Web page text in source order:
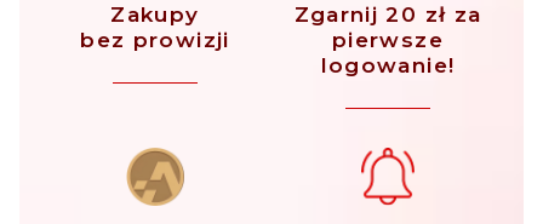
Zakupy
bez prowizji
Zgarnij 20 zł za
pierwsze
logowanie!